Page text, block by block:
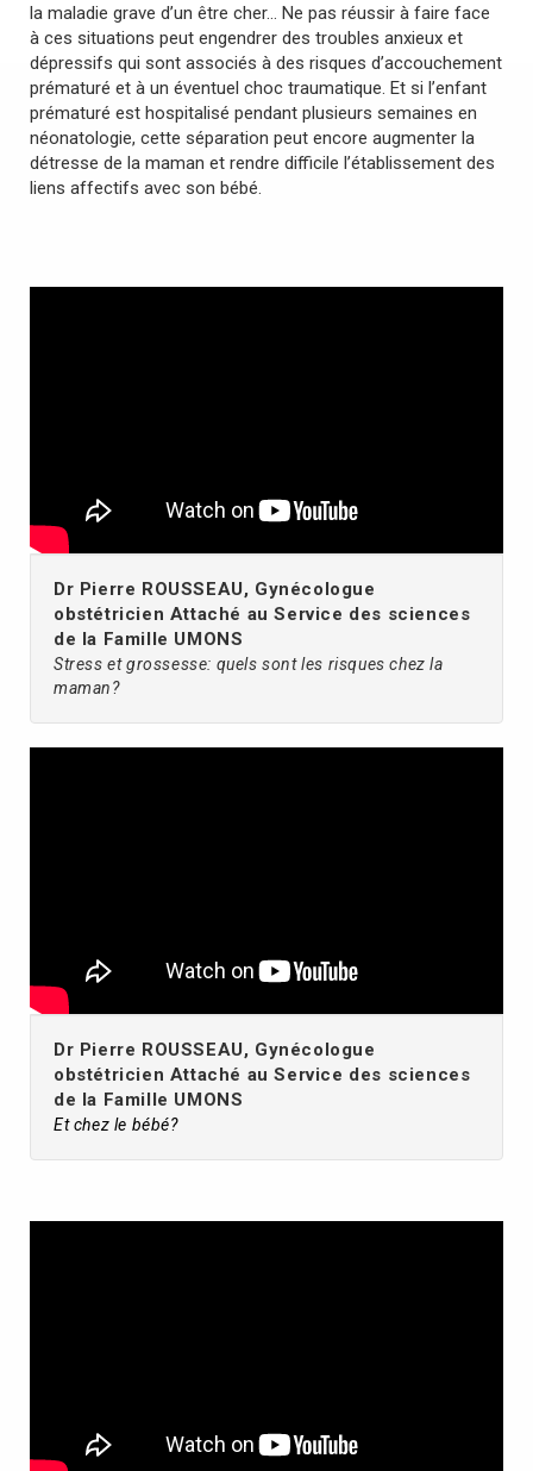
la maladie grave d’un être cher… Ne pas réussir à faire face
à ces situations peut engendrer des troubles anxieux et
dépressifs qui sont associés à des risques d’accouchement
prématuré et à un éventuel choc traumatique. Et si l’enfant
prématuré est hospitalisé pendant plusieurs semaines en
néonatologie, cette séparation peut encore augmenter la
détresse de la maman et rendre difficile l’établissement des
liens affectifs avec son bébé.
Dr Pierre ROUSSEAU, Gynécologue
obstétricien Attaché au Service des sciences
de la Famille UMONS
Stress et grossesse: quels sont les risques chez la
maman?
Dr Pierre ROUSSEAU, Gynécologue
obstétricien Attaché au Service des sciences
de la Famille UMONS
Et chez le bébé?